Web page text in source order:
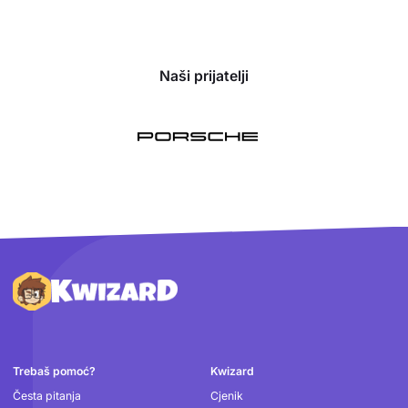
Naši prijatelji
Podnožje
Trebaš pomoć?
Česta pitanja
Kwizard
Cjenik